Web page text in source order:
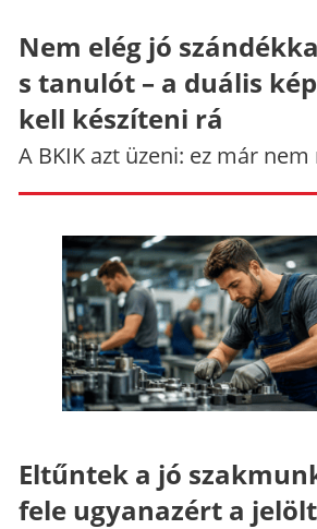
Nem elég jó
s tanulót – a duális
kell készíteni rá
A BKIK azt üzeni: ez már
Eltűntek a jó
fele ugyanazért a